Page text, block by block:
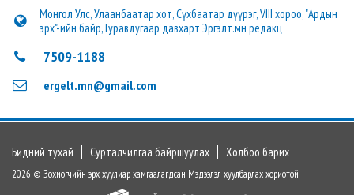
Монгол Улс, Улаанбаатар хот, Сүхбаатар дүүрэг, VIII хороо, "Ардын
эрх"-ийн байр, Гуравдугаар давхарт Эргэлт.мн редакц
7509-1188
ergelt.mn@gmail.com
Бидний тухай Сурталчилгаа байршуулах Холбоо барих
2026 © Зохиогчийн эрх хуулиар хамгаалагдсан. Мэдээлэл хуулбарлах хориотой.